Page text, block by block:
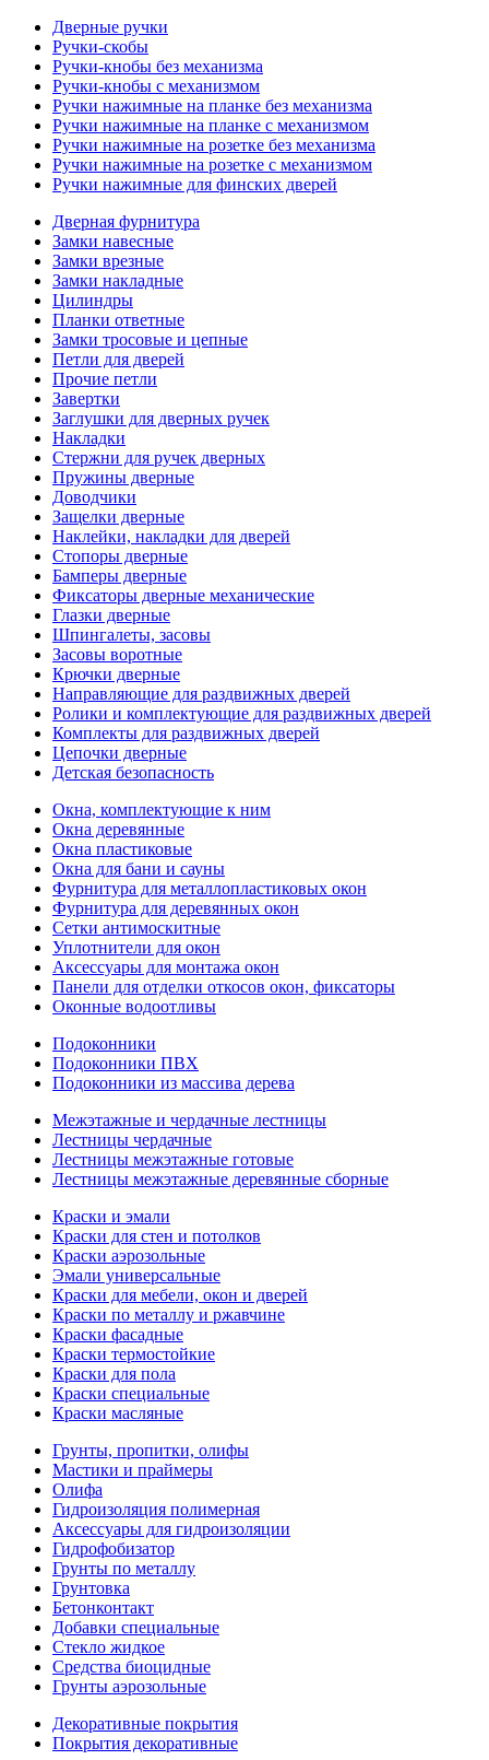
Дверные ручки
Ручки-скобы
Ручки-кнобы без механизма
Ручки-кнобы с механизмом
Ручки нажимные на планке без механизма
Ручки нажимные на планке с механизмом
Ручки нажимные на розетке без механизма
Ручки нажимные на розетке с механизмом
Ручки нажимные для финских дверей
Дверная фурнитура
Замки навесные
Замки врезные
Замки накладные
Цилиндры
Планки ответные
Замки тросовые и цепные
Петли для дверей
Прочие петли
Завертки
Заглушки для дверных ручек
Накладки
Стержни для ручек дверных
Пружины дверные
Доводчики
Защелки дверные
Наклейки, накладки для дверей
Стопоры дверные
Бамперы дверные
Фиксаторы дверные механические
Глазки дверные
Шпингалеты, засовы
Засовы воротные
Крючки дверные
Направляющие для раздвижных дверей
Ролики и комплектующие для раздвижных дверей
Комплекты для раздвижных дверей
Цепочки дверные
Детская безопасность
Окна, комплектующие к ним
Окна деревянные
Окна пластиковые
Окна для бани и сауны
Фурнитура для металлопластиковых окон
Фурнитура для деревянных окон
Сетки антимоскитные
Уплотнители для окон
Аксессуары для монтажа окон
Панели для отделки откосов окон, фиксаторы
Оконные водоотливы
Подоконники
Подоконники ПВХ
Подоконники из массива дерева
Межэтажные и чердачные лестницы
Лестницы чердачные
Лестницы межэтажные готовые
Лестницы межэтажные деревянные сборные
Краски и эмали
Краски для стен и потолков
Краски аэрозольные
Эмали универсальные
Краски для мебели, окон и дверей
Краски по металлу и ржавчине
Краски фасадные
Краски термостойкие
Краски для пола
Краски специальные
Краски масляные
Грунты, пропитки, олифы
Мастики и праймеры
Олифа
Гидроизоляция полимерная
Аксессуары для гидроизоляции
Гидрофобизатор
Грунты по металлу
Грунтовка
Бетонконтакт
Добавки специальные
Стекло жидкое
Средства биоцидные
Грунты аэрозольные
Декоративные покрытия
Покрытия декоративные